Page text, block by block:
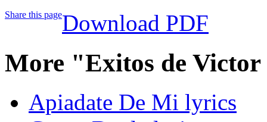
Share this pageDownload PDF
More "Exitos de
Apiadate De Mi lyrics